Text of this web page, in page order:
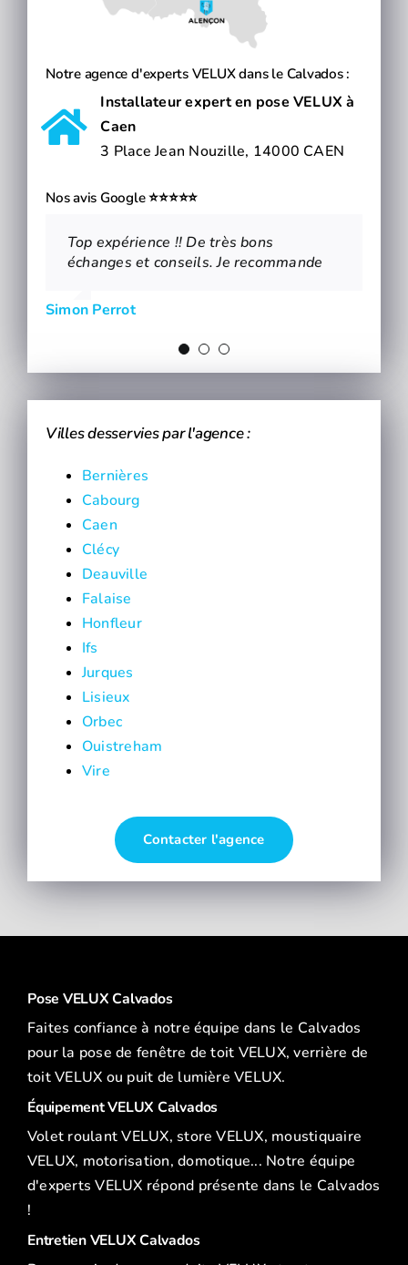
Notre agence d'experts VELUX dans le Calvados :
Installateur expert en pose VELUX à
Caen
3 Place Jean Nouzille, 14000 CAEN
Nos avis Google ⭐⭐⭐⭐⭐
Top expérience !! De très bons
échanges et conseils. Je recommande
Simon Perrot
Rendez vous très sympa avec la
personne que j'ai rencontré. Plein de
Commercial très pro et sympathique et
de bon conseil pour nos travaux
Antoine De Caseneuve
Villes desservies par l'agence :
Bernières
Cabourg
Caen
Clécy
Deauville
Falaise
Honfleur
Ifs
Jurques
Lisieux
Orbec
Ouistreham
Vire
Contacter l'agence
Pose VELUX Calvados
Faites confiance à notre équipe dans le Calvados
pour la pose de fenêtre de toit VELUX, verrière de
toit VELUX ou puit de lumière VELUX.
Équipement VELUX Calvados
Volet roulant VELUX, store VELUX, moustiquaire
VELUX, motorisation, domotique... Notre équipe
d'experts VELUX répond présente dans le Calvados
!
Entretien VELUX Calvados